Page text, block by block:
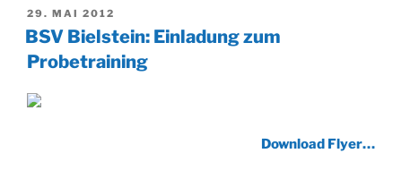
VERÖFFENTLICHT
AM
29. MAI 2012
BSV Bielstein: Einladung zum
Probetraining
Download Flyer…